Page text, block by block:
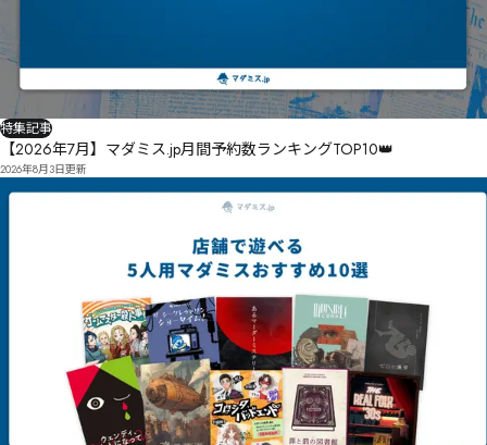
特集記事
【2026年7月】マダミス.jp月間予約数ランキングTOP10👑
2026年8月3日更新